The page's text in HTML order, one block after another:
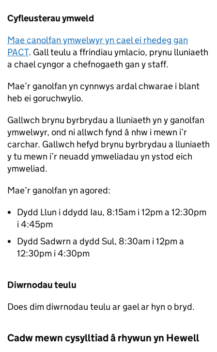
Cyfleusterau ymweld
Mae canolfan ymwelwyr yn cael ei rhedeg gan
PACT. Gall teulu a ffrindiau ymlacio, prynu lluniaeth
a chael cyngor a chefnogaeth gan y staff.
Mae’r ganolfan yn cynnwys ardal chwarae i blant
heb ei goruchwylio.
Gallwch brynu byrbrydau a lluniaeth yn y ganolfan
ymwelwyr, ond ni allwch fynd â nhw i mewn i’r
carchar. Gallwch hefyd brynu byrbrydau a lluniaeth
y tu mewn i’r neuadd ymweliadau yn ystod eich
ymweliad.
Mae’r ganolfan yn agored:
Dydd Llun i ddydd Iau, 8:15am i 12pm a 12:30pm
i 4:45pm
Dydd Sadwrn a dydd Sul, 8:30am i 12pm a
12:30pm i 4:30pm
Diwrnodau teulu
Does dim diwrnodau teulu ar gael ar hyn o bryd.
Cadw mewn cysylltiad â rhywun yn Hewell